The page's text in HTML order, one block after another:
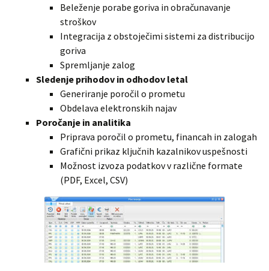
Beleženje porabe goriva in obračunavanje
stroškov
Integracija z obstoječimi sistemi za distribucijo
goriva
Spremljanje zalog
Sledenje prihodov in odhodov letal
Generiranje poročil o prometu
Obdelava elektronskih najav
Poročanje in analitika
Priprava poročil o prometu, financah in zalogah
Grafični prikaz ključnih kazalnikov uspešnosti
Možnost izvoza podatkov v različne formate
(PDF, Excel, CSV)